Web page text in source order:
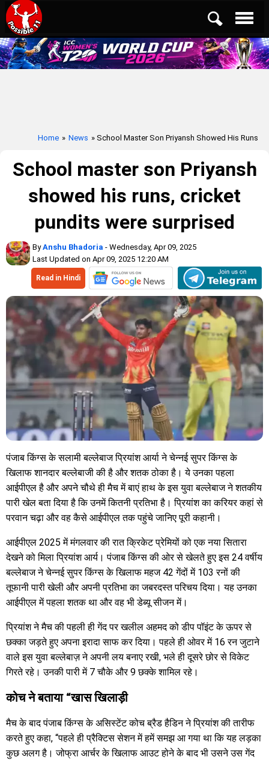
Home » News » School Master Son Priyansh Showed His Runs
School master son Priyansh
showed his runs, cricket
pundits were surprised
ByAnshu Bhadoria - Wednesday, Apr 09, 2025
Last Updated on Apr 09, 2025 12:20 AM
Read in Hindi
पंजाब किंग्स के सलामी बल्लेबाज प्रियांश आर्या ने चेन्नई सुपर किंग्स के
खिलाफ शानदार बल्लेबाजी की है और शतक ठोका है। ये उनका पहला
आईपीएल है और अपने चौथे ही मैच में बाएं हाथ के इस युवा बल्लेबाज ने शतकीय
पारी खेल बता दिया है कि उनमें कितनी प्रतिभा है। प्रियांश का करियर कहां से
परवान चढ़ा और वह कैसे आईपीएल तक पहुंचे जानिए पूरी कहानी।
आईपीएल 2025 में मंगलवार की रात क्रिकेट प्रेमियों को एक नया सितारा
देखने को मिला प्रियांश आर्य। पंजाब किंग्स की ओर से खेलते हुए इस 24 वर्षीय
बल्लेबाज ने चेन्नई सुपर किंग्स के खिलाफ महज 42 गेंदों में 103 रनों की
तूफानी पारी खेली और अपनी प्रतिभा का जबरदस्त परिचय दिया। यह उनका
आईपीएल में पहला शतक था और वह भी डेब्यू सीजन में।
प्रियांश ने मैच की पहली ही गेंद पर खलील अहमद को डीप पॉइंट के ऊपर से
छक्का जड़ते हुए अपना इरादा साफ कर दिया। पहले ही ओवर में 16 रन जुटाने
वाले इस युवा बल्लेबाज़ ने अपनी लय बनाए रखी, भले ही दूसरे छोर से विकेट
गिरते रहे। उनकी पारी में 7 चौके और 9 छक्के शामिल रहे।
कोच ने बताया “खास खिलाड़ी
मैच के बाद पंजाब किंग्स के असिस्टेंट कोच ब्रैड हैडिन ने प्रियांश की तारीफ
करते हुए कहा, “पहले ही प्रैक्टिस सेशन में हमें समझ आ गया था कि यह लड़का
कुछ अलग है। जोफ्रा आर्चर के खिलाफ आउट होने के बाद भी उसने उस गेंद